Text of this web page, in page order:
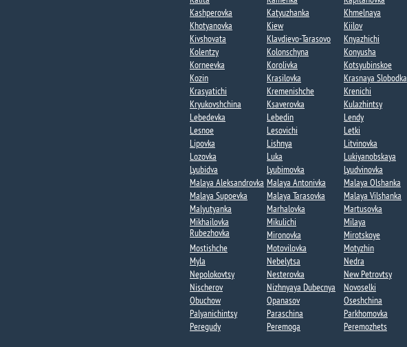
Kashperovka
Katyuzhanka​ Khmelnaya​
Khotyanovka
Kiew Kiilov​
Kivshovata
Klavdievo-Tarasovo Knyazhichi
Kolentzy
Kolonschyna Konyusha
Korneevka
Korolivka Kotsyubinskoe
Kozin​
Krasilovka Krasnaya Slobodka​
Krasyatichi
Kremenishche​ Krenichi
Kryukovshchina​
Ksaverovka Kulazhintsy​
Lebedevka
Lebedin​ Lendy​
Lesnoe​
Lesovichi​ Letki​
Lipovka
Lishnya Litvinovka
Lozovka​
Luka Lukiyanobskaya
Lyubidva​
Lyubimovka​ Lyudvinovka
Malaya Aleksandrovka​ Malaya Antonivka Malaya Olshanka
Malaya Supoevka
Malaya Tarasovka Malaya Vilshanka​
Malyutyanka​
Marhalovka Martusovka
Mikhailovka
Rubezhovka
Mikulichi Milaya
Mironovka
Mirotskoye​
Mostishche
Motovilovka Motyzhin
Myla
Nebelytsa Nedra
Nepolokovtsy
Nesterovka​ New Petrovtsy​
Nischerov
Nizhnyaya Dubecnya​ Novoselki​
Obuchow
Opanasov Oseshchina​
Palyanichintsy
Paraschina​ Parkhomovka
Peregudy​
Peremoga​ Peremozhets​